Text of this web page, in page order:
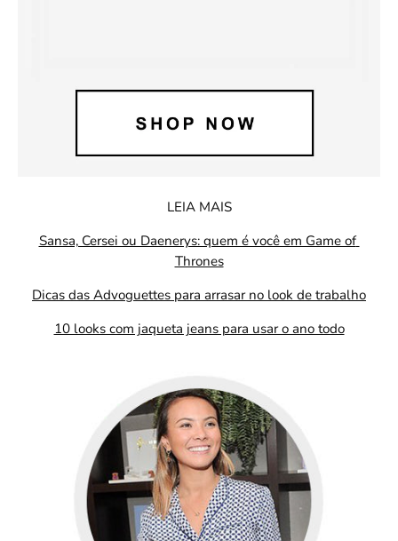
LEIA MAIS
Sansa, Cersei ou Daenerys: quem é você em Game of
Thrones
Dicas das Advoguettes para arrasar no look de trabalho
10 looks com jaqueta jeans para usar o ano todo